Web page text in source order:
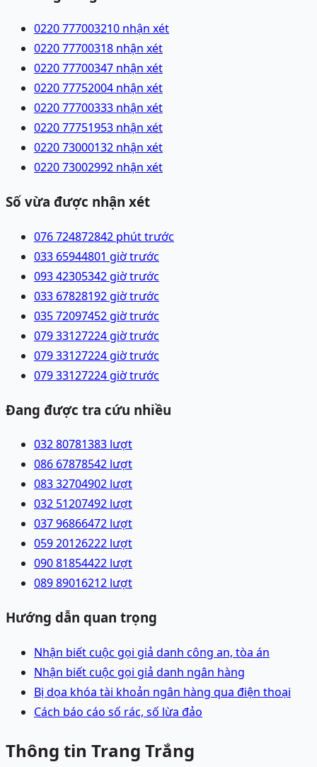
0220 777003210 nhận xét
0220 77700318 nhận xét
0220 77700347 nhận xét
0220 77752004 nhận xét
0220 77700333 nhận xét
0220 77751953 nhận xét
0220 73000132 nhận xét
0220 73002992 nhận xét
Số vừa được nhận xét
076 724872842 phút trước
033 65944801 giờ trước
093 42305342 giờ trước
033 67828192 giờ trước
035 72097452 giờ trước
079 33127224 giờ trước
079 33127224 giờ trước
079 33127224 giờ trước
Đang được tra cứu nhiều
032 80781383 lượt
086 67878542 lượt
083 32704902 lượt
032 51207492 lượt
037 96866472 lượt
059 20126222 lượt
090 81854422 lượt
089 89016212 lượt
Hướng dẫn quan trọng
Nhận biết cuộc gọi giả danh công an, tòa án
Nhận biết cuộc gọi giả danh ngân hàng
Bị dọa khóa tài khoản ngân hàng qua điện thoại
Cách báo cáo số rác, số lừa đảo
Thông tin Trang Trắng